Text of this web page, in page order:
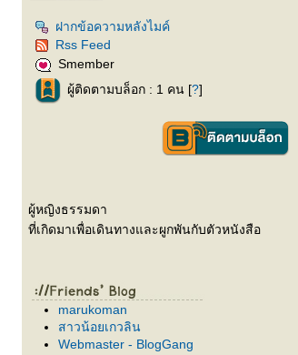
ฝากข้อความหลังไมค์
Rss Feed
Smember
ผู้ติดตามบล็อก : 1 คน [?]
ผู้หญิงธรรมดา
ที่เกิดมาเพื่อเดินทางและผูกพันกับตัวหนังสือ
marukoman
สาวน้อยเกวลิน
Webmaster - BlogGang